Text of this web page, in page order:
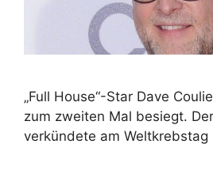
„Full House“-Star Dave
zum zweiten Mal besiegt.
verkündete am Weltkrebstag